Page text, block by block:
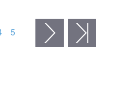
5 následující ›